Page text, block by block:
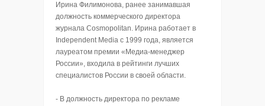
Ирина Филимонова, ранее занимавшая
должность коммерческого директора
журнала Cosmopolitan. Ирина работает в
Independent Media с 1999 года, является
лауреатом премии «Медиа-менеджер
России», входила в рейтинги лучших
специалистов России в своей области.
- В должность директора по рекламе